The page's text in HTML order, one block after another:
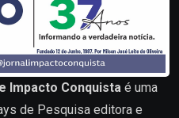
Impacto Conquista é uma
de Pesquisa editora e